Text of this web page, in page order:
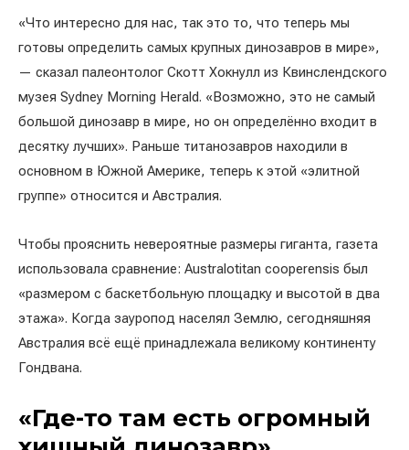
«Что интересно для нас, так это то, что теперь мы
готовы определить самых крупных динозавров в мире»,
— сказал палеонтолог Скотт Хокнулл из Квинслендского
музея Sydney Morning Herald. «Возможно, это не самый
большой динозавр в мире, но он определённо входит в
десятку лучших». Раньше титанозавров находили в
основном в Южной Америке, теперь к этой «элитной
группе» относится и Австралия.
Чтобы прояснить невероятные размеры гиганта, газета
использовала сравнение: Australotitan cooperensis был
«размером с баскетбольную площадку и высотой в два
этажа». Когда зауропод населял Землю, сегодняшняя
Австралия всё ещё принадлежала великому континенту
Гондвана.
«Где-то там есть огромный